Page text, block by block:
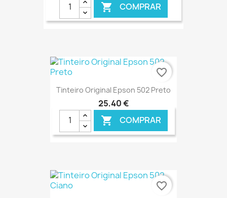
 COMPRAR
€ ONLINE
Tinteiro Original Epson 502 Preto
25,40 €
 COMPRAR
€ ONLINE
favorite_border
favorite_border